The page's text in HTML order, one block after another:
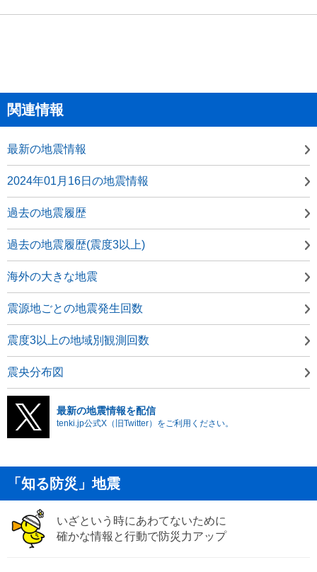
関連情報
最新の地震情報
2024年01月16日の地震情報
過去の地震履歴
過去の地震履歴(震度3以上)
海外の大きな地震
震源地ごとの地震発生回数
震度3以上の地域別観測回数
震央分布図
最新の地震情報を配信
tenki.jp公式X（旧Twitter）をご利用ください。
「知る防災」地震
いざという時にあわてないために
確かな情報と行動で防災力アップ